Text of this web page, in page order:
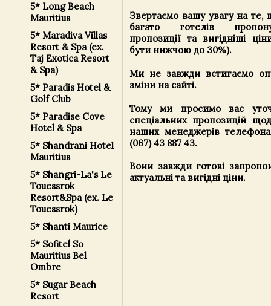
5* Long Beach
Mauritius
5* Maradiva Villas
Resort & Spa (ex.
Taj Exotica Resort
& Spa)
5* Paradis Hotel &
Golf Club
5* Paradise Cove
Hotel & Spa
5* Shandrani Hotel
Mauritius
5* Shangri-La's Le
Touessrok
Resort&Spa (ex. Le
Touessrok)
5* Shanti Maurice
5* Sofitel So
Mauritius Bel
Ombre
5* Sugar Beach
Resort
Звертаємо вашу увагу на
багато готелів
пропозиції та вигідніші
бути нижчою до 30%).
Ми не завжди встигаємо
зміни на сайті.
Тому ми просимо вас
спеціальних пропозицій
наших менеджерів
(067) 43 887 43.
Вони завжди готові
актуальні та вигідні ціни.